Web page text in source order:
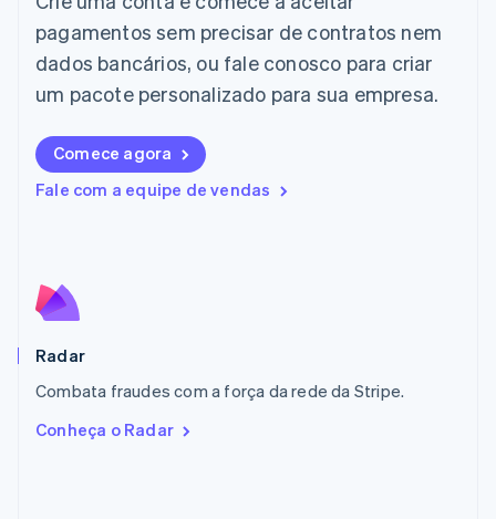
pagamentos sem precisar de contratos nem
dados bancários, ou fale conosco para criar
um pacote personalizado para sua empresa.
Comece agora
Fale com a equipe de vendas
Radar
Combata fraudes com a força da rede da Stripe.
Conheça o Radar
Letônia
English
Liechtenstein
Lituânia
Deutsch English
Malásia
Español
Noruega
Nova Zelândia
English
NederlandsEnglish